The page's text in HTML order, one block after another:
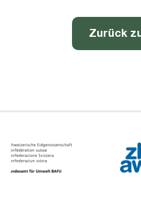
Zurück